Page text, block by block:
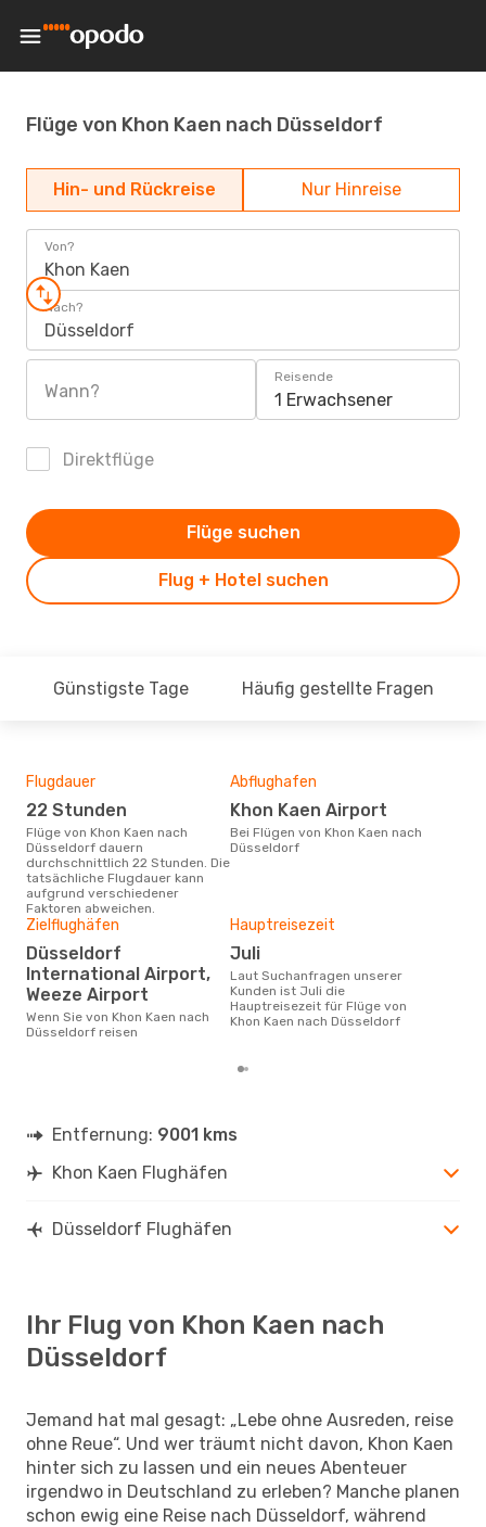
Flüge von Khon Kaen nach Düsseldorf
Hin- und Rückreise Nur Hinreise
Von?
Khon Kaen
Nach?
Düsseldorf
Wann?
Reisende
1 Erwachsener
Direktflüge
Flug + Hotel suchen
Flüge suchen
Günstigste Tage Häufig gestellte Fragen
Flugdauer
22 Stunden
Flüge von Khon Kaen nach
Düsseldorf dauern
durchschnittlich 22 Stunden. Die
tatsächliche Flugdauer kann
aufgrund verschiedener
Faktoren abweichen.
Abflughafen
Khon Kaen Airport
Bei Flügen von Khon Kaen nach
Düsseldorf
Zielflughäfen
Düsseldorf
International Airport,
Weeze Airport
Wenn Sie von Khon Kaen nach
Düsseldorf reisen
Hauptreisezeit
Juli
Laut Suchanfragen unserer
Kunden ist Juli die
Hauptreisezeit für Flüge von
Khon Kaen nach Düsseldorf
Entfernung: 9001 kms
Khon Kaen Flughäfen
Düsseldorf Flughäfen
Ihr Flug von Khon Kaen nach
Düsseldorf
Jemand hat mal gesagt: „Lebe ohne Ausreden, reise
ohne Reue“. Und wer träumt nicht davon, Khon Kaen
hinter sich zu lassen und ein neues Abenteuer
irgendwo in Deutschland zu erleben? Manche planen
schon ewig eine Reise nach Düsseldorf, während